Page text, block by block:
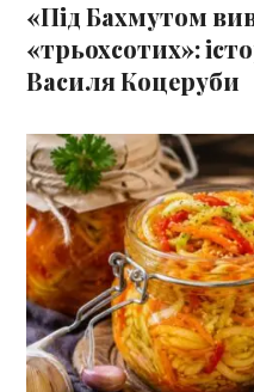
«Під Бахмутом
«трьохсотих»:
Василя Коцеруби